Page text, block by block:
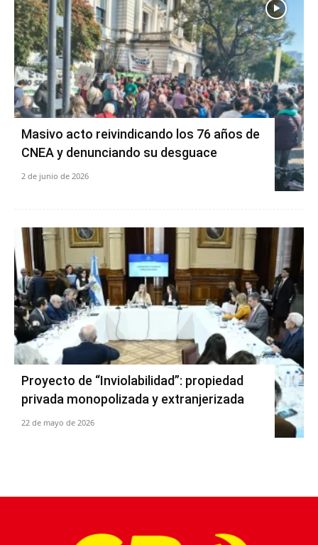
Masivo acto reivindicando los 76 años de
CNEA y denunciando su desguace
2 de junio de 2026
Proyecto de “Inviolabilidad”: propiedad
privada monopolizada y extranjerizada
22 de mayo de 2026